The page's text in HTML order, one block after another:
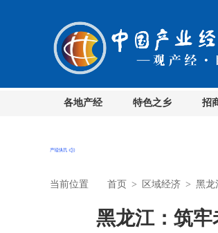
各地产经 特色之乡 招
当前位置 首页 > 区域经济 > 黑龙
黑龙江：筑